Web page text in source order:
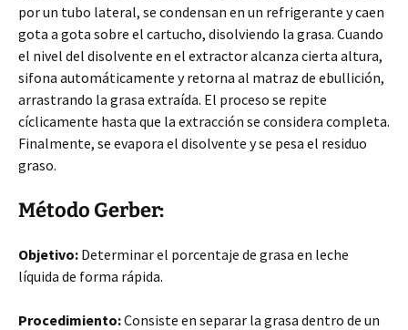
por un tubo lateral, se condensan en un refrigerante y caen
gota a gota sobre el cartucho, disolviendo la grasa. Cuando
el nivel del disolvente en el extractor alcanza cierta altura,
sifona automáticamente y retorna al matraz de ebullición,
arrastrando la grasa extraída. El proceso se repite
cíclicamente hasta que la extracción se considera completa.
Finalmente, se evapora el disolvente y se pesa el residuo
graso.
Método Gerber:
Objetivo: Determinar el porcentaje de grasa en leche
líquida de forma rápida.
Procedimiento:Consiste en separar la grasa dentro de un